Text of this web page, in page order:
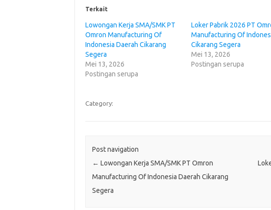
Terkait
Lowongan Kerja SMA/SMK PT
Omron Manufacturing Of
Indonesia Daerah Cikarang
Segera
Mei 13, 2026
Postingan serupa
Loker Pabrik 2026 PT
Manufacturing Of
Cikarang Segera
Mei 13, 2026
Postingan serupa
Category:
Post navigation
← Lowongan Kerja SMA/SMK PT Omron
Manufacturing Of Indonesia Daerah Cikarang
Segera